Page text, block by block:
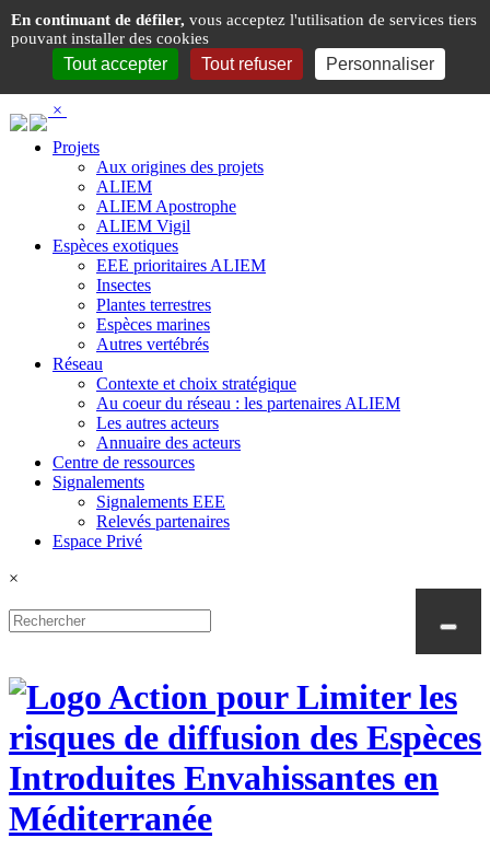
×
Projets
Aux origines des projets
ALIEM
ALIEM Apostrophe
ALIEM Vigil
Espèces exotiques
EEE prioritaires ALIEM
Insectes
Plantes terrestres
Espèces marines
Autres vertébrés
Réseau
Contexte et choix stratégique
Au coeur du réseau : les partenaires ALIEM
Les autres acteurs
Annuaire des acteurs
Centre de ressources
Signalements
Signalements EEE
Relevés partenaires
Espace Privé
×
Panneau de gestion des cookies
En continuant de défiler, vous acceptez l'utilisation de services tiers
pouvant installer des cookies
Tout accepter Tout refuser Personnaliser